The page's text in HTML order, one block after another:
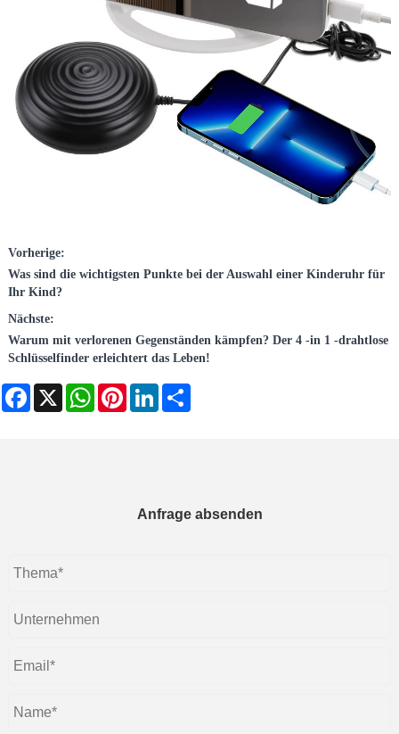
Vorherige:
Was sind die wichtigsten Punkte bei der Auswahl einer Kinderuhr für
Ihr Kind?
Nächste:
Warum mit verlorenen Gegenständen kämpfen? Der 4 -in 1 -drahtlose
Schlüsselfinder erleichtert das Leben!
Facebook
X WhatsAppPinterestLinkedIn
Anfrage absenden